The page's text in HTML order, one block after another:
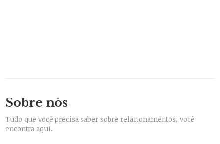
Sobre nós
Tudo que você precisa saber sobre relacionamentos, você
encontra aqui.